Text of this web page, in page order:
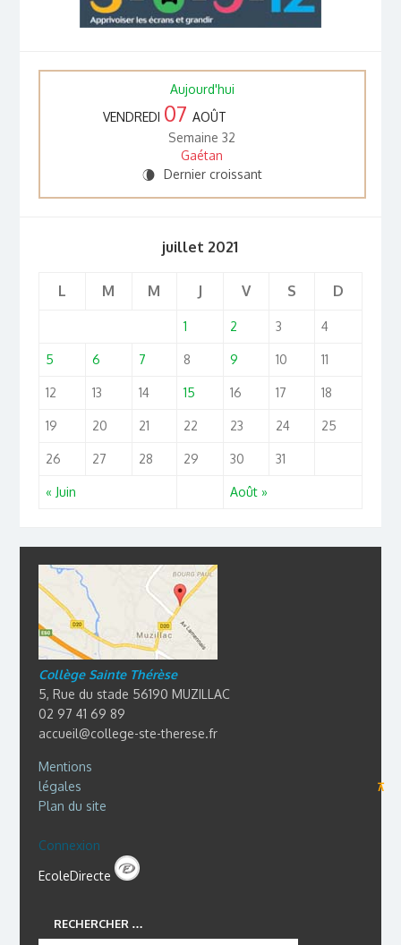
Aujourd'hui
VENDREDI 07 AOÛT
Semaine 32
Gaétan
V Dernier croissant
juillet 2021
L M M J V S D
« Juin Août »
1 2 3 4
5 6 7 8 9 10 11
12 13 14 15 16 17 18
19 20 21 22 23 24 25
26 27 28 29 30 31
Collège Sainte Thérèse
5, Rue du stade 56190 MUZILLAC
02 97 41 69 89
accueil@college-ste-therese.fr
Mentions
légales
⊼
Plan du site
Connexion
EcoleDirecte
RECHERCHER …